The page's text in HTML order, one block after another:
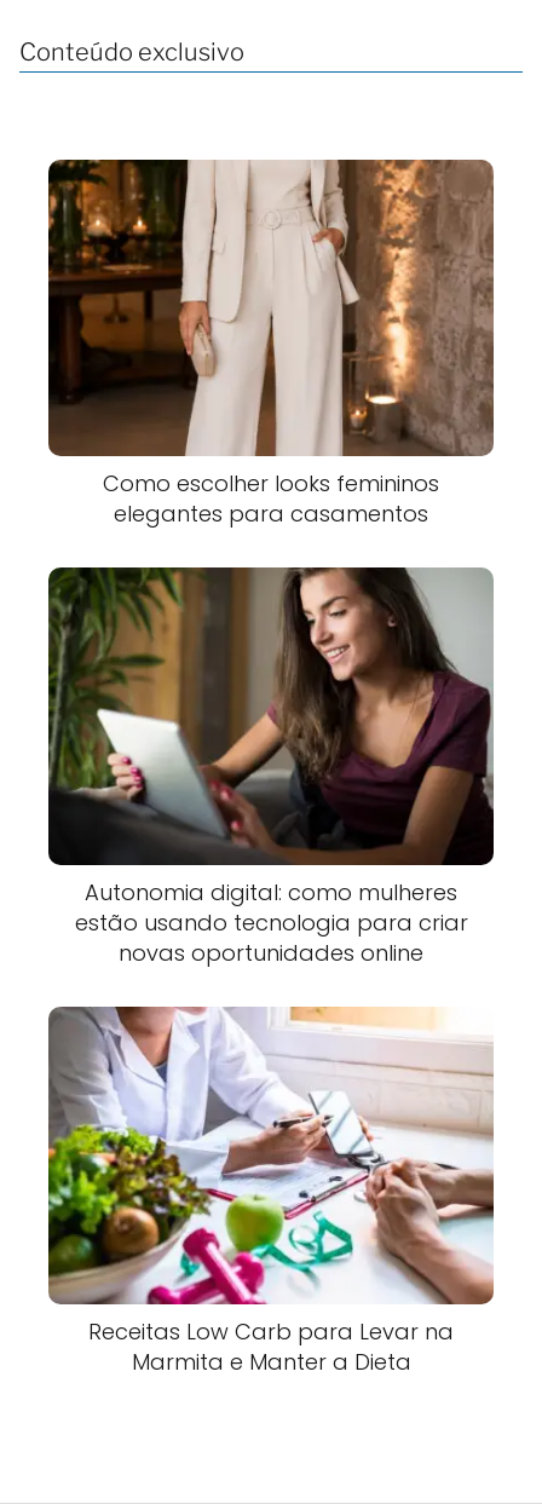
Conteúdo exclusivo
Como escolher looks femininos
elegantes para casamentos
Autonomia digital: como mulheres
estão usando tecnologia para criar
novas oportunidades online
Receitas Low Carb para Levar na
Marmita e Manter a Dieta